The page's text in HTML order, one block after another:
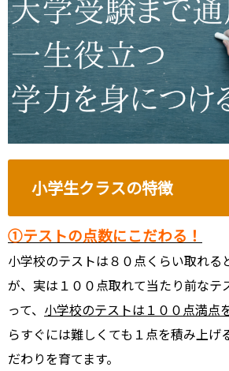
小学生クラスの特徴
①テストの点数にこだわる！
小学校のテストは８０点くらい取れる
が、実は１００点取れて当たり前なテ
って、 小学校のテストは１００点満点
らすぐには難しくても１点を積み上げ
だわりを育てます。